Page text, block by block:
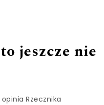
jeszcze nie
Rzecznika